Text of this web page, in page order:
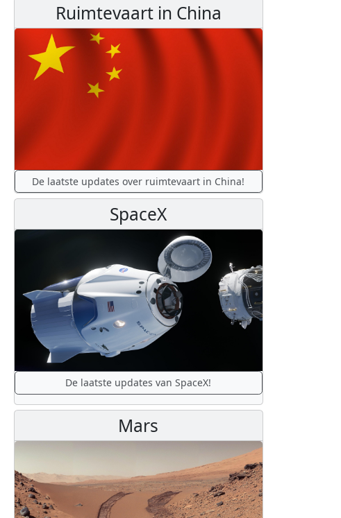
Ruimtevaart in China
De laatste updates over ruimtevaart in China!
SpaceX
De laatste updates van SpaceX!
Mars